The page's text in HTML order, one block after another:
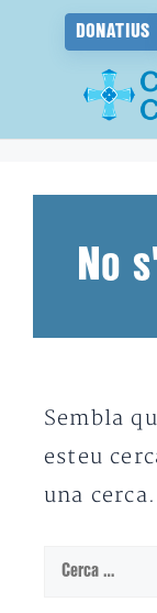
DONATIUS
No
Sembla
esteu
una cerca.
Cerca: